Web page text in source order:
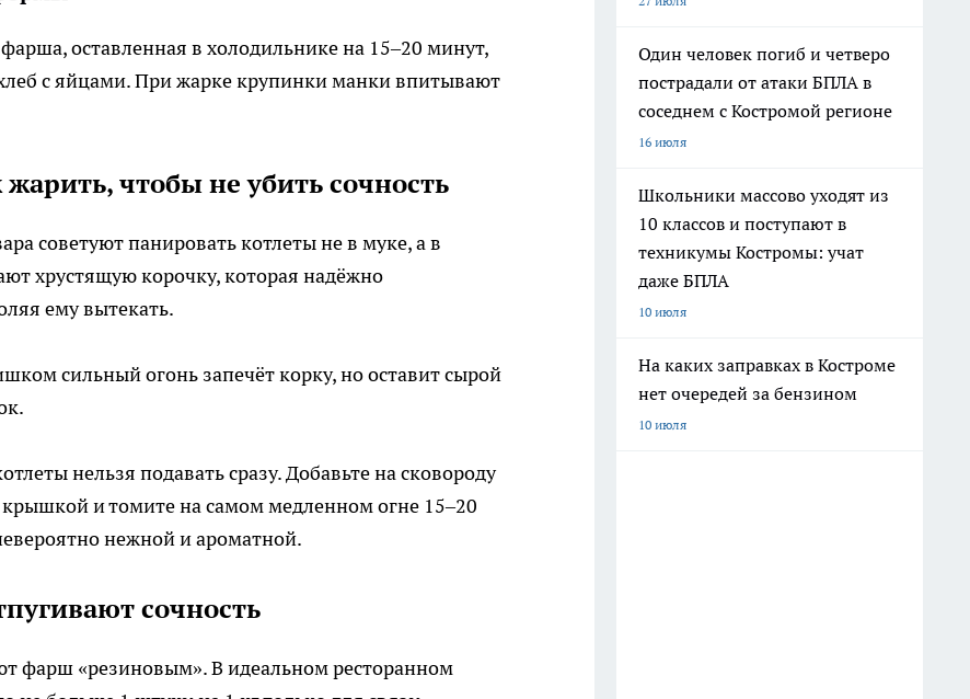
оставленная в холодильнике на 15–20 минут,
с яйцами. При жарке крупинки манки впитывают
чтобы не убить сочность
советуют панировать котлеты не в муке, а в
хрустящую корочку, которая надёжно
ему вытекать.
сильный огонь запечёт корку, но оставит сырой
нельзя подавать сразу. Добавьте на сковороду
крышкой и томите на самом медленном огне 15–20
нежной и ароматной.
сочность
фарш «резиновым». В идеальном ресторанном
Один человек погиб и четверо
пострадали от атаки БПЛА в
соседнем с Костромой регионе
16 июля
Школьники массово уходят из
10 классов и поступают в
техникумы Костромы: учат
даже БПЛА
10 июля
На каких заправках в Костроме
нет очередей за бензином
10 июля